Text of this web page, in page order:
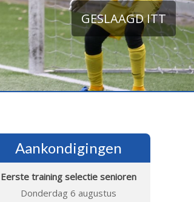
GESLAAGD ITT
Aankondigingen
Eerste training selectie senioren
Donderdag 6 augustus